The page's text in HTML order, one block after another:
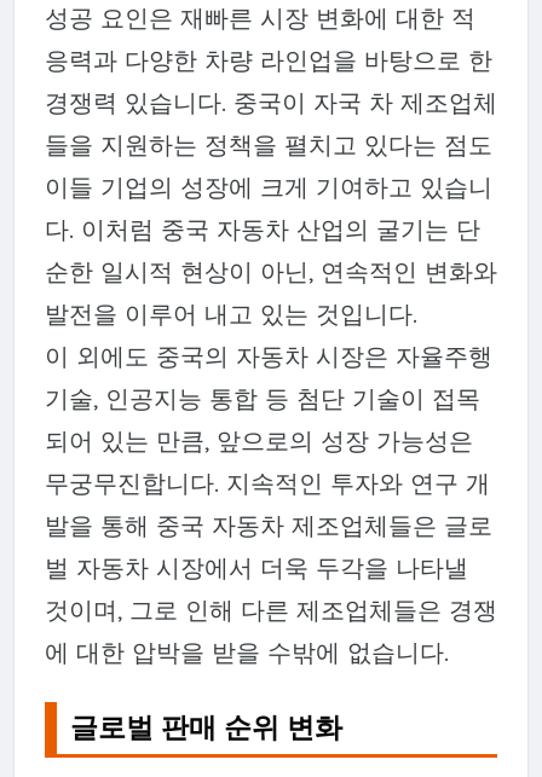
성공 요인은 재빠른 시장 변화에 대한 적
응력과 다양한 차량 라인업을 바탕으로 한
경쟁력 있습니다. 중국이 자국 차 제조업체
들을 지원하는 정책을 펼치고 있다는 점도
이들 기업의 성장에 크게 기여하고 있습니
다. 이처럼 중국 자동차 산업의 굴기는 단
순한 일시적 현상이 아닌, 연속적인 변화와
발전을 이루어 내고 있는 것입니다.
이 외에도 중국의 자동차 시장은 자율주행
기술, 인공지능 통합 등 첨단 기술이 접목
되어 있는 만큼, 앞으로의 성장 가능성은
무궁무진합니다. 지속적인 투자와 연구 개
발을 통해 중국 자동차 제조업체들은 글로
벌 자동차 시장에서 더욱 두각을 나타낼
것이며, 그로 인해 다른 제조업체들은 경쟁
에 대한 압박을 받을 수밖에 없습니다.
글로벌 판매 순위 변화